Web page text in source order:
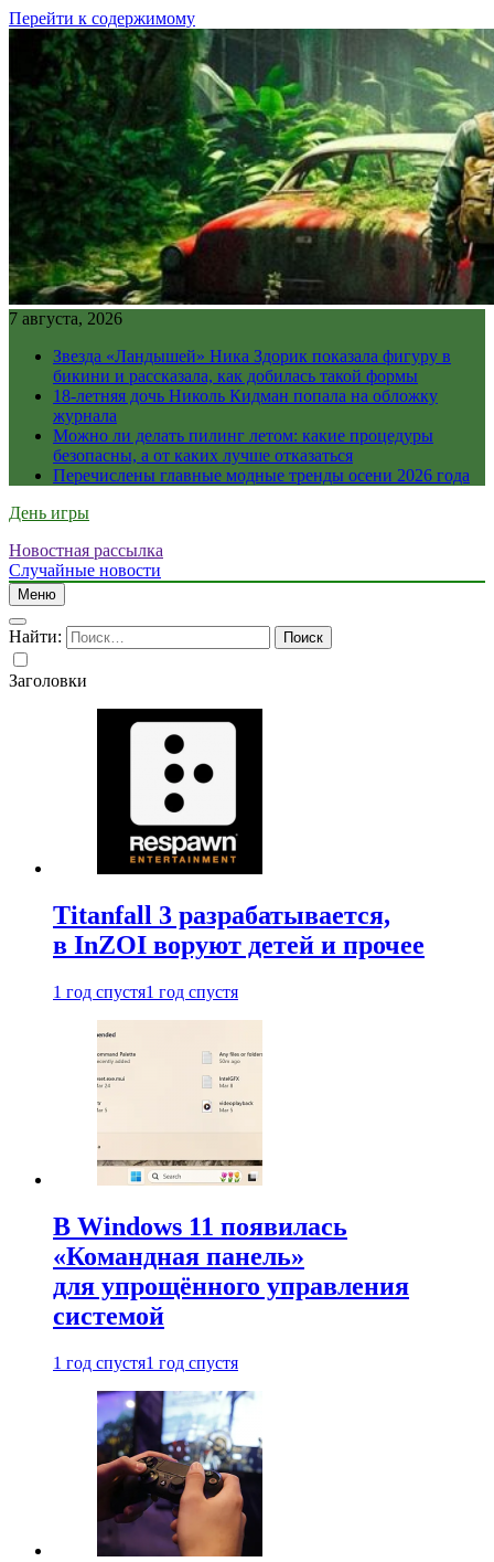
Перейти к содержимому
7 августа, 2026
Звезда «Ландышей» Ника Здорик показала фигуру в
бикини и рассказала, как добилась такой формы
18-летняя дочь Николь Кидман попала на обложку
журнала
Можно ли делать пилинг летом: какие процедуры
безопасны, а от каких лучше отказаться
Перечислены главные модные тренды осени 2026 года
День игры
Новостная рассылка
Случайные новости
Меню
Найти:
Заголовки
Titanfall 3 разрабатывается,
в InZOI воруют детей и прочее
1 год спустя1 год спустя
В Windows 11 появилась
«Командная панель»
для упрощённого управления
системой
1 год спустя1 год спустя